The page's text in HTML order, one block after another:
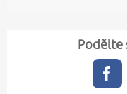
Podělte